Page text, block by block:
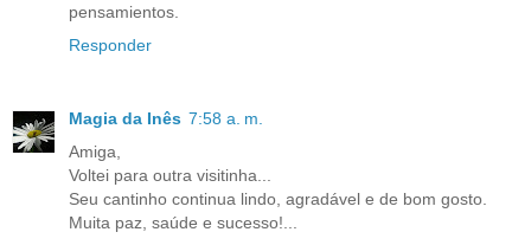
pensamientos.
Responder
Magia da Inês 7:58 a. m.
Amiga,
Voltei para outra visitinha...
Seu cantinho continua lindo, agradável e de bom gosto.
Muita paz, saúde e sucesso!...